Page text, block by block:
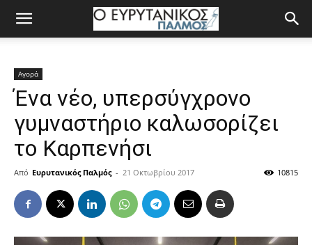
Αγορά
Ένα νέο, υπερσύγχρονο
γυμναστήριο καλωσορίζει
το Καρπενήσι
Από Ευρυτανικός Παλμός - 21 Οκτωβρίου 2017 10815